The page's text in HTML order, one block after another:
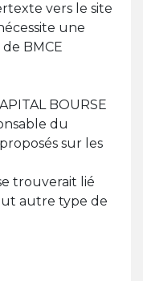
vers le site
une
BMCE
BOURSE
du
sur les
trouverait lié
autre type de